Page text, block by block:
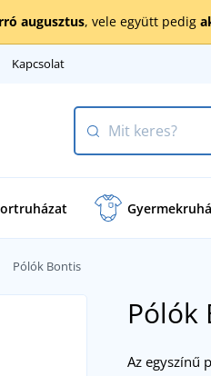
augusztus, vele együtt pedig
Kapcsolat
Pólók Bontis
Pólók
Az egyszínű